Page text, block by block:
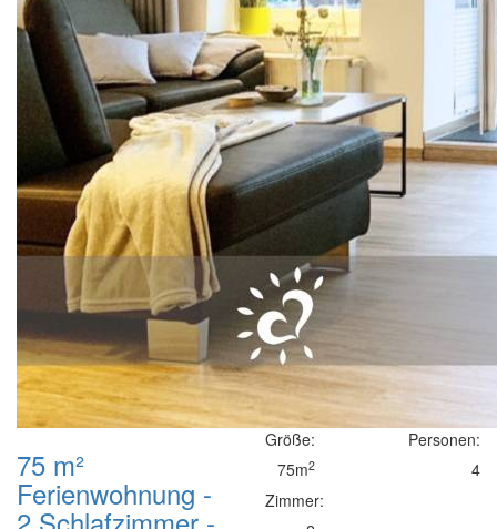
75 m²
Ferienwohnung -
Größe:
75m2
Zimmer:
Personen:
4